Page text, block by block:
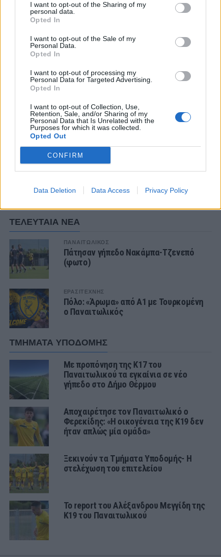
I want to opt-out of the Sharing of my
personal data.
Opted In
I want to opt-out of the Sale of my
Personal Data.
Opted In
I want to opt-out of processing my
Personal Data for Targeted Advertising.
Opted In
I want to opt-out of Collection, Use,
Retention, Sale, and/or Sharing of my
Personal Data that Is Unrelated with the
Purposes for which it was collected.
Opted Out
CONFIRM
Data Deletion Data Access Privacy Policy
Είχε αποχωρήσει από τον Παναιτωλικό το 2019,
μετά από 15 χρόνια παρουσίας τόσο στην
ανδρική ομάδα όσο και στις υποδομές. Ανέλαβε
ακολούθως την ΑΕ Μεσολογγίου ενώ διετέλεσε
και μέλος του επιτελείου της Παναχαϊκής.
Είναι κάτοχος διπλώματος UEFA PRO ενώ έχει
αναδείξει μεταξύ άλλων πλήθος από τους
νεαρούς που έφτασαν στην ‘Α ομάδα του
Παναιτωλικού, μεταξύ των οποίων ο Ενέα
Μιχάι.
1 COMMENT
ΤΕΛΕΥΤΑΙΑ ΝΕΑ
ΠΑΝΑΙΤΩΛΙΚΟΣ
Πάτησαν γήπεδο Νακάμπα-Τζενεπό
(φωτο)
ΕΡΑΣΙΤΕΧΝΗΣ
Πόλο: «Άρωμα» από Α1 με Τουρκομένη
ο Παναιτωλικός
ΤΜΗΜΑΤΑ ΥΠΟΔΟΜΗΣ
Με προπόνηση της Κ17 του
Παναιτωλικού τα εγκαίνια σε νέο
γήπεδο στο Δήμο Θέρμου
Αποχαιρέτησε τον Παναιτωλικό ο
Φερεκίδης: «Η οικογένεια της Κ19 δεν
ήταν απλώς μία ομάδα»
Ξεκινούν τα Τμήματα Υποδομής- Η
στελέχωση του επιτελείου
Το report του Αλέξανδρου Μεγγίδη της
Κ19 του Παναιτωλικού